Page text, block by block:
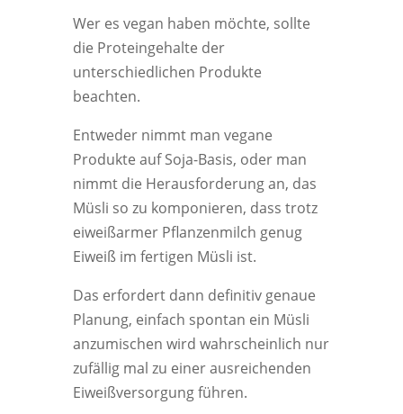
Wer es vegan haben möchte, sollte
die Proteingehalte der
unterschiedlichen Produkte
beachten.
Entweder nimmt man vegane
Produkte auf Soja-Basis, oder man
nimmt die Herausforderung an, das
Müsli so zu komponieren, dass trotz
eiweißarmer Pflanzenmilch genug
Eiweiß im fertigen Müsli ist.
Das erfordert dann definitiv genaue
Planung, einfach spontan ein Müsli
anzumischen wird wahrscheinlich nur
zufällig mal zu einer ausreichenden
Eiweißversorgung führen.